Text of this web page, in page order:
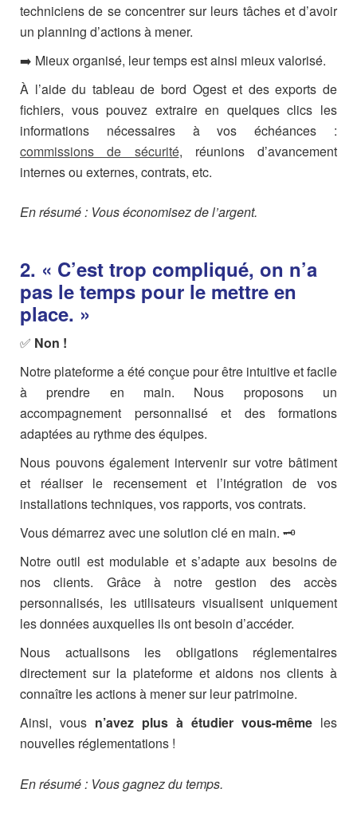
techniciens de se concentrer sur leurs tâches et d’avoir
un planning d’actions à mener.
➡️ Mieux organisé, leur temps est ainsi mieux valorisé.
À l’aide du tableau de bord Ogest et des exports de
fichiers, vous pouvez extraire en quelques clics les
informations nécessaires à vos échéances :
commissions de sécurité, réunions d’avancement
internes ou externes, contrats, etc.
En résumé : Vous économisez de l’argent.
2. « C’est trop compliqué, on n’a
pas le temps pour le mettre en
place. »
✅ Non !
Notre plateforme a été conçue pour être intuitive et facile
à prendre en main. Nous proposons un
accompagnement personnalisé et des formations
adaptées au rythme des équipes.
Nous pouvons également intervenir sur votre bâtiment
et réaliser le recensement et l’intégration de vos
installations techniques, vos rapports, vos contrats.
Vous démarrez avec une solution clé en main. 🗝️
Notre outil est modulable et s’adapte aux besoins de
nos clients. Grâce à notre gestion des accès
personnalisés, les utilisateurs visualisent uniquement
les données auxquelles ils ont besoin d’accéder.
Nous actualisons les obligations réglementaires
directement sur la plateforme et aidons nos clients à
connaître les actions à mener sur leur patrimoine.
Ainsi, vous n’avez plus à étudier vous-même les
nouvelles réglementations !
En résumé : Vous gagnez du temps.